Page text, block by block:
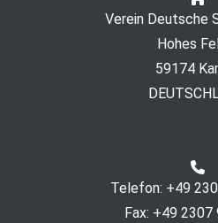
Verein Deutsche
Hohes
59174
Telefon: +49
Fax: +49 2307